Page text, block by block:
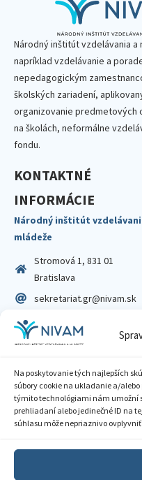
Na poskytovanie tých najlepších
súbory cookie na ukladanie a/
týmito technológiami nám umožní
prehliadaní alebo jedinečné ID na
súhlasu môže nepriaznivo
Národný inštitút vzdelávania
napríklad vzdelávanie a
nepedagogickým
školských zariadení,
organizovanie predmetových
na školách, neformálne
fondu.
KONTAKTNÉ
INFORMÁCIE
Národný inštitút
mládeže
Stromová 1, 831 01
Bratislava
sekretariat.gr@nivam.sk
IČO: 00164348
DIČ: 2020798714
Zásady